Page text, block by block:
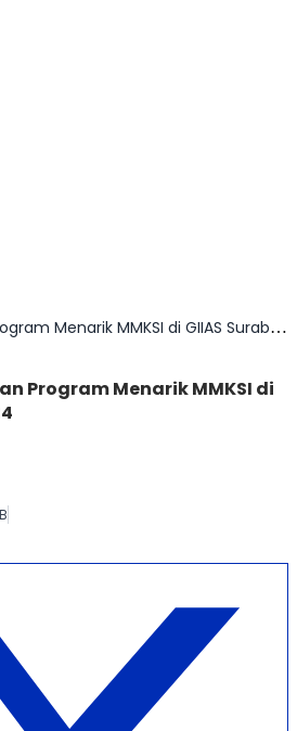
Produk Unggulan dan Program Menarik MMKSI di GIIAS Surabaya 2024
Program Menarik MMKSI di